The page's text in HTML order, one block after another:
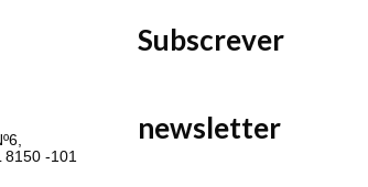
8150 -101
Subscrever
newsletter